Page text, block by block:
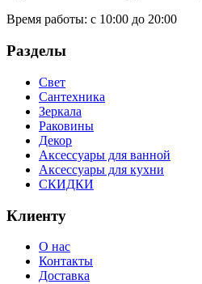
Время работы: с 10:00 до 20:00
Разделы
Свет
Сантехника
Зеркала
Раковины
Декор
Аксессуары для ванной
Аксессуары для кухни
СКИДКИ
Клиенту
О нас
Контакты
Доставка